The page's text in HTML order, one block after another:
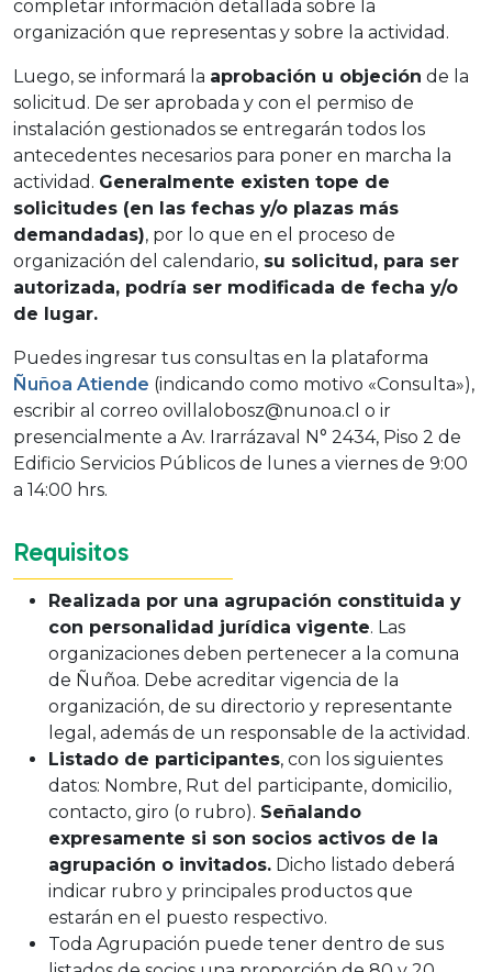
completar información detallada sobre la
organización que representas y sobre la actividad.
Luego, se informará la aprobación u objeción de la
solicitud. De ser aprobada y con el permiso de
instalación gestionados se entregarán todos los
antecedentes necesarios para poner en marcha la
actividad. Generalmente existen tope de
solicitudes (en las fechas y/o plazas más
demandadas), por lo que en el proceso de
organización del calendario, su solicitud, para ser
autorizada, podría ser modificada de fecha y/o
de lugar.
Puedes ingresar tus consultas en la plataforma
Ñuñoa Atiende (indicando como motivo «Consulta»),
escribir al correo ovillalobosz@nunoa.cl o ir
presencialmente a Av. Irarrázaval N° 2434, Piso 2 de
Edificio Servicios Públicos de lunes a viernes de 9:00
a 14:00 hrs.
Requisitos
Realizada por una agrupación constituida y
con personalidad jurídica vigente. Las
organizaciones deben pertenecer a la comuna
de Ñuñoa. Debe acreditar vigencia de la
organización, de su directorio y representante
legal, además de un responsable de la actividad.
Listado de participantes, con los siguientes
datos: Nombre, Rut del participante, domicilio,
contacto, giro (o rubro). Señalando
expresamente si son socios activos de la
agrupación o invitados. Dicho listado deberá
indicar rubro y principales productos que
estarán en el puesto respectivo.
Toda Agrupación puede tener dentro de sus